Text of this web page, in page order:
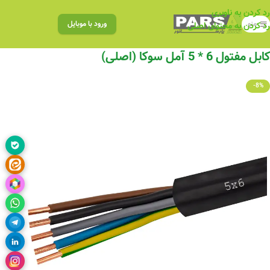
رد کردن به ناوبری
رد کردن به محتوای اصلی
منو ورود با موبایل
کابل مفتول 6 * 5 آمل سوکا (اصلی)
-8%